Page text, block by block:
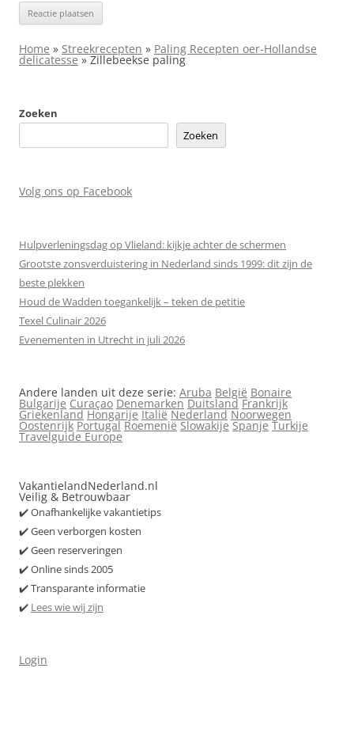
Home » Streekrecepten » Paling Recepten oer-Hollandse
delicatesse »Zillebeekse paling
Zoeken
Zoeken
Volg ons op Facebook
Hulpverleningsdag op Vlieland: kijkje achter de schermen
Grootste zonsverduistering in Nederland sinds 1999: dit zijn de
beste plekken
Houd de Wadden toegankelijk – teken de petitie
Texel Culinair 2026
Evenementen in Utrecht in juli 2026
Andere landen uit deze serie: Aruba België Bonaire
Bulgarije Curaçao Denemarken Duitsland Frankrijk
Griekenland Hongarije Italië Nederland Noorwegen
Oostenrijk Portugal Roemenië Slowakije Spanje Turkije
Travelguide Europe
VakantielandNederland.nl
Veilig & Betrouwbaar
✔️ Onafhankelijke vakantietips
✔️ Geen verborgen kosten
✔️ Geen reserveringen
✔️ Online sinds 2005
✔️ Transparante informatie
✔️ Lees wie wij zijn
Login